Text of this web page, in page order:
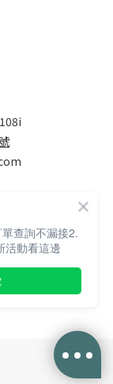
查詢不漏接2.
活動看這邊